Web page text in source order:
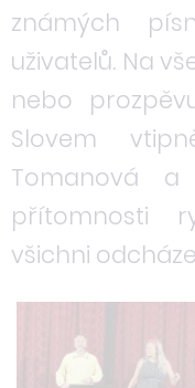
známých
uživatelů. Na
nebo
Slovem
Tomanová
přítomnosti
všichni